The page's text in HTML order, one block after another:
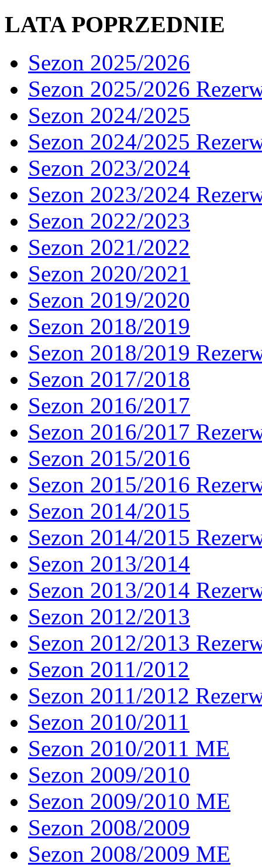
LATA POPRZEDNIE
Sezon 2025/2026
Sezon 2025/2026
Sezon 2024/2025
Sezon 2024/2025
Sezon 2023/2024
Sezon 2023/2024
Sezon 2022/2023
Sezon 2021/2022
Sezon 2020/2021
Sezon 2019/2020
Sezon 2018/2019
Sezon 2018/2019
Sezon 2017/2018
Sezon 2016/2017
Sezon 2016/2017
Sezon 2015/2016
Sezon 2015/2016
Sezon 2014/2015
Sezon 2014/2015
Sezon 2013/2014
Sezon 2013/2014
Sezon 2012/2013
Sezon 2012/2013
Sezon 2011/2012
Sezon 2011/2012
Sezon 2010/2011
Sezon 2010/2011 ME
Sezon 2009/2010
Sezon 2009/2010 ME
Sezon 2008/2009
Sezon 2008/2009 ME